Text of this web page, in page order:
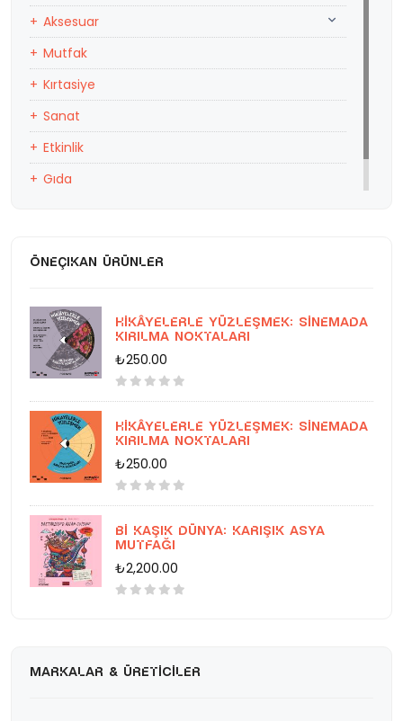
Aksesuar
Mutfak
Kırtasiye
Sanat
Etkinlik
Gıda
ÖNEÇIKAN ÜRÜNLER
Hikâyelerle Yüzleşmek: Sinemada
Kırılma Noktaları
₺250.00
Hikâyelerle Yüzleşmek: Sinemada
Kırılma Noktaları
₺250.00
Bi Kaşık Dünya: Karışık Asya
Mutfağı
₺2,200.00
MARKALAR & ÜRETICILER